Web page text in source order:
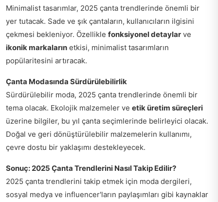
Minimalist tasarımlar, 2025 çanta trendlerinde önemli bir
yer tutacak. Sade ve şık çantaların, kullanıcıların ilgisini
çekmesi bekleniyor. Özellikle fonksiyonel detaylar ve
ikonik markaların etkisi, minimalist tasarımların
popülaritesini artıracak.
Çanta Modasında Sürdürülebilirlik
Sürdürülebilir moda, 2025 çanta trendlerinde önemli bir
tema olacak. Ekolojik malzemeler ve etik üretim süreçleri
üzerine bilgiler, bu yıl çanta seçimlerinde belirleyici olacak.
Doğal ve geri dönüştürülebilir malzemelerin kullanımı,
çevre dostu bir yaklaşımı destekleyecek.
Sonuç: 2025 Çanta Trendlerini Nasıl Takip Edilir?
2025 çanta trendlerini takip etmek için moda dergileri,
sosyal medya ve influencer'ların paylaşımları gibi kaynaklar